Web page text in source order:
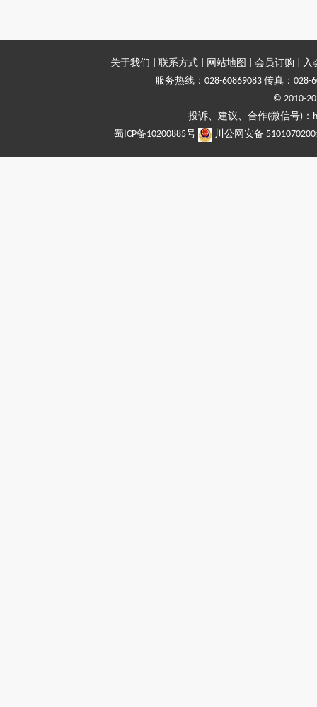
关于我们 联系方式 网站地图 会员订购
入
服务热线：028-60869083 传真：028-
© 2010-
投诉、建议、合作(微信号)
蜀ICP备10200885号
川公网安备